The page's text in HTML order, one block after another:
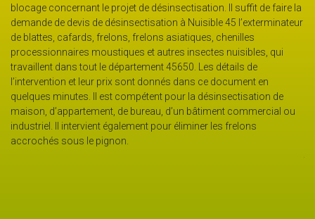
Il suffit de faire la
45 l’exterminateur
nuisibles, qui
de
en
de
commercial ou
frelons
Plus qu’une simple nuisance, les insectes
affecter la santé de l’homme. Troubles de la
bactérienne, éruption cutanée sont entre autres
à ces insectes. Pour les insectes eux-mêmes, ils
vrais fléaux, on connait les dégâts causés dans
frelons asiatiques. L’entreprise désinsectisation
implantée à Saint Jean Le Blanc se déplace dans
département 45650 pour vous proposer ses
désinsectisation peut être faite de manière
certains cas, ses interventions en matière de